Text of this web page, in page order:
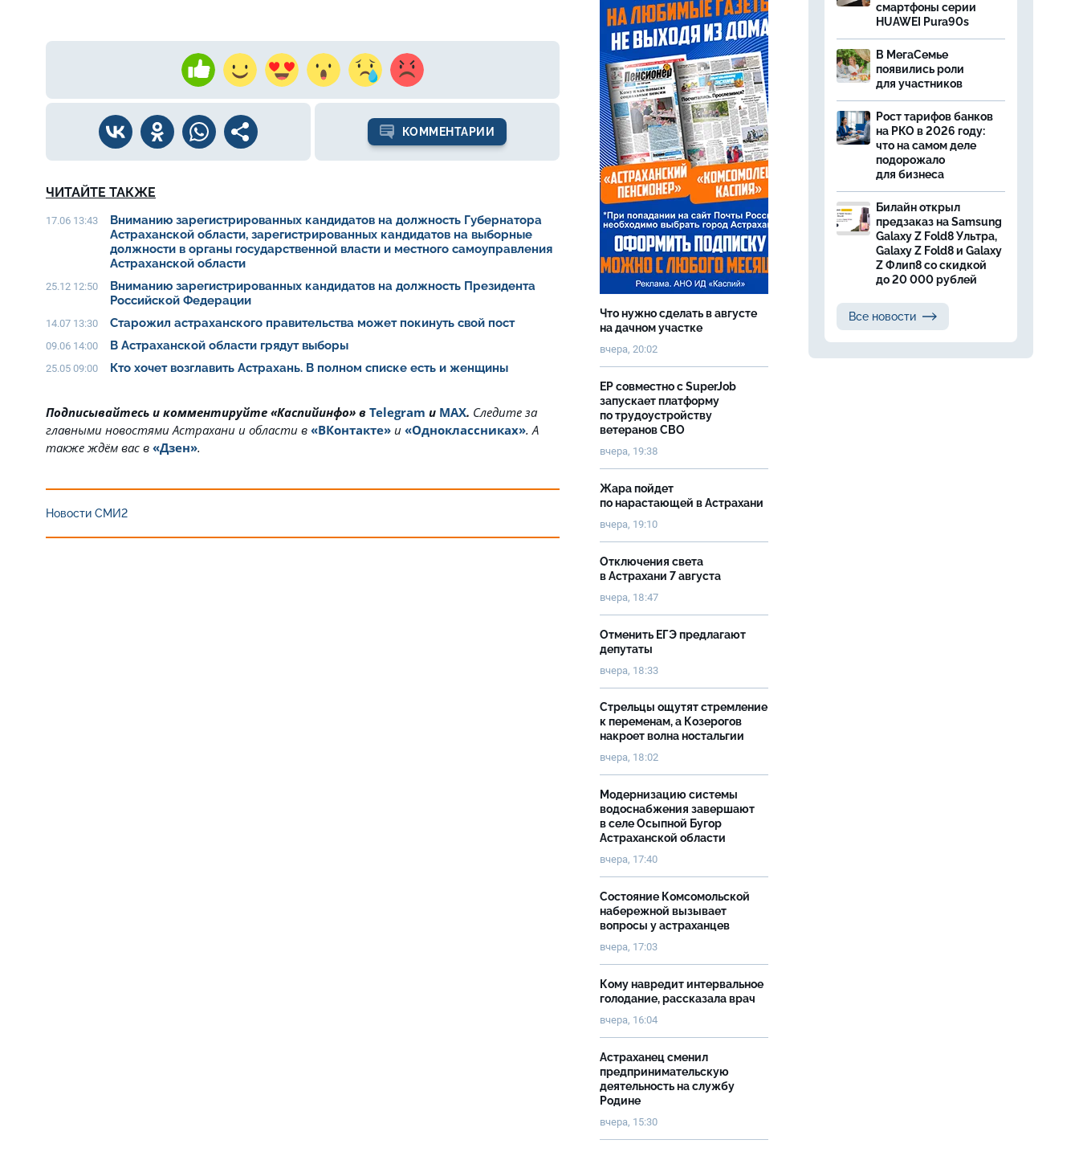
КОММЕНТАРИИ
ЧИТАЙТЕ ТАКЖЕ
17.06 13:43
Вниманию зарегистрированных кандидатов на должность Губернатора
Астраханской области, зарегистрированных кандидатов на выборные
должности в органы государственной власти и местного самоуправления
Астраханской области
25.12 12:50
Вниманию зарегистрированных кандидатов на должность Президента
Российской Федерации
14.07 13:30 Старожил астраханского правительства может покинуть свой пост
09.06 14:00 В Астраханской области грядут выборы
25.05 09:00 Кто хочет возглавить Астрахань. В полном списке есть и женщины
Подписывайтесь и комментируйте «Каспийинфо» в Telegram и MAX. Cледите за
главными новостями Астрахани и области в «ВКонтакте» и «Одноклассниках». А
также ждём вас в «Дзен».
Новости СМИ2
Что нужно сделать в августе
на дачном участке
вчера, 20:02
ЕР совместно с SuperJob
запускает платформу
по трудоустройству
ветеранов СВО
вчера, 19:38
Жара пойдет
по нарастающей в Астрахани
вчера, 19:10
Отключения света
в Астрахани 7 августа
вчера, 18:47
Отменить ЕГЭ предлагают
депутаты
вчера, 18:33
Стрельцы ощутят стремление
к переменам, а Козерогов
накроет волна ностальгии
вчера, 18:02
Модернизацию системы
водоснабжения завершают
в селе Осыпной Бугор
Астраханской области
вчера, 17:40
Состояние Комсомольской
набережной вызывает
вопросы у астраханцев
вчера, 17:03
Кому навредит интервальное
голодание, рассказала врач
вчера, 16:04
Астраханец сменил
предпринимательскую
деятельность на службу
Родине
вчера, 15:30
смартфоны серии
HUAWEI Pura90s
В МегаСемье
появились роли
для участников
Рост тарифов банков
на РКО в 2026 году:
что на самом деле
подорожало
для бизнеса
Билайн открыл
предзаказ на Samsung
Galaxy Z Fold8 Ультра,
Galaxy Z Fold8 и Galaxy
Z Флип8 со скидкой
до 20 000 рублей
Все новости